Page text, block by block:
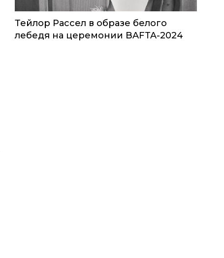
Тейлор Рассел в образе белого
лебедя на церемонии BAFTA-2024